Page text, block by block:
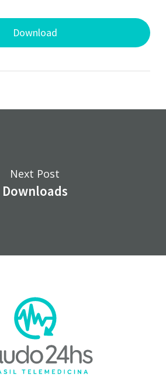
Download
Next Post
Downloads